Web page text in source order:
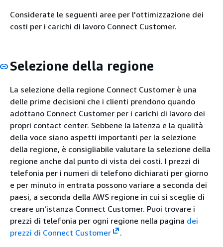
Considerate le seguenti aree per l'ottimizzazione dei
costi per i carichi di lavoro Connect Customer.
Selezione della regione
La selezione della regione Connect Customer è una
delle prime decisioni che i clienti prendono quando
adottano Connect Customer per i carichi di lavoro dei
propri contact center. Sebbene la latenza e la qualità
della voce siano aspetti importanti per la selezione
della regione, è consigliabile valutare la selezione della
regione anche dal punto di vista dei costi. I prezzi di
telefonia per i numeri di telefono dichiarati per giorno
e per minuto in entrata possono variare a seconda dei
paesi, a seconda della AWS regione in cui si sceglie di
creare un'istanza Connect Customer. Puoi trovare i
prezzi di telefonia per ogni regione nella pagina dei
prezzi di Connect Customer
.